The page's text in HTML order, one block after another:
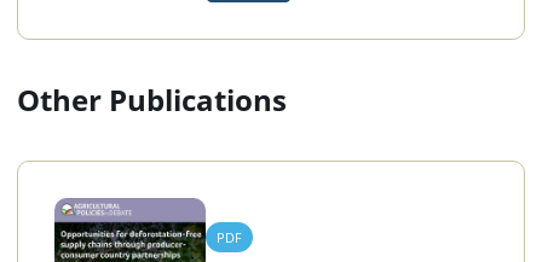
Other Publications
PDF